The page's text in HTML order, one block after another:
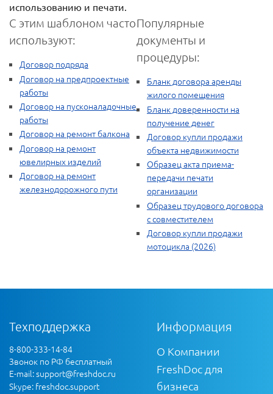
использованию и печати.
С этим шаблоном часто
используют:
Договор подряда
Договор на предпроектные
работы
Договор на пусконаладочные
работы
Договор на ремонт балкона
Договор на ремонт
ювелирных изделий
Договор на ремонт
железнодорожного пути
Популярные
документы и
процедуры:
Бланк договора аренды
жилого помещения
Бланк доверенности на
получение денег
Договор купли продажи
объекта недвижимости
Образец акта приема-
передачи печати
организации
Образец трудового договора
с совместителем
Договор купли продажи
мотоцикла (2026)
Техподдержка
8-800-333-14-84
Звонок по РФ бесплатный
E-mail:support@freshdoc.ru
Skype: freshdoc.support
Информация
О Компании
FreshDoc для
бизнеса